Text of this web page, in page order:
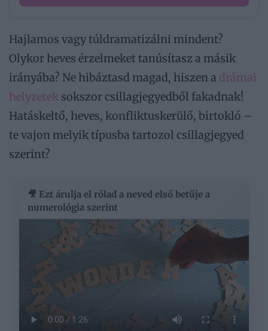
Hajlamos vagy túldramatizálni mindent?
Olykor heves érzelmeket tanúsítasz a másik
irányába? Ne hibáztasd magad, hiszen a drámai
helyzetek sokszor csillagjegyedből fakadnak!
Hatáskeltő, heves, konfliktuskerülő, birtokló –
te vajon melyik típusba tartozol csillagjegyed
szerint?
🎥 Ezt árulja el rólad a neved első betűje a
numerológia szerint